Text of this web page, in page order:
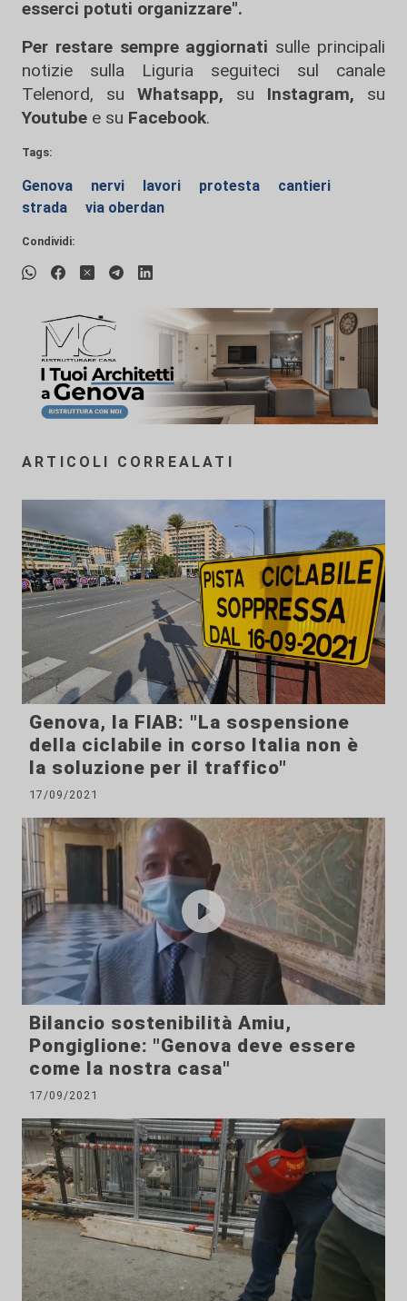
esserci potuti organizzare".
Per restare sempre aggiornati sulle principali
notizie sulla Liguria seguiteci sul canale
Telenord, su
Whatsapp, su Instagram, su
Youtube e su Facebook.
Tags:
Genova nervi lavori protesta
cantieri
strada
via oberdan
Condividi:
ARTICOLI CORREALATI
Genova, la FIAB: "La sospensione
della ciclabile in corso Italia non è
la soluzione per il traffico"
17/09/2021
Bilancio sostenibilità Amiu,
Pongiglione: "Genova deve essere
come la nostra casa"
17/09/2021